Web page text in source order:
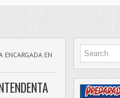
ENCARGADA EN